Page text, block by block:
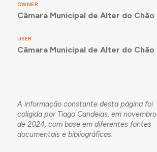
OWNER
Câmara Municipal de Alter do Chão
USER
Câmara Municipal de Alter do Chão
A informação constante desta página foi
coligida por Tiago Candeias, em novembro
de 2024, com base em diferentes fontes
documentais e bibliográficas.